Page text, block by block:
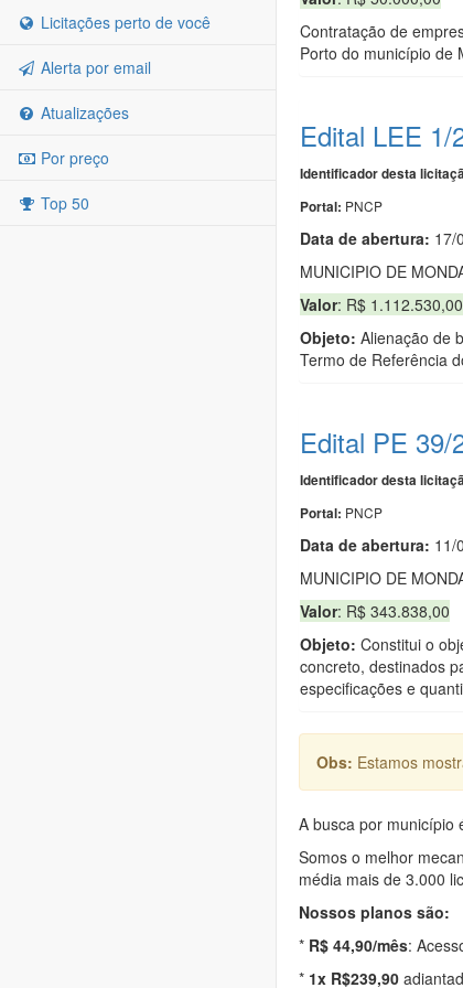
Licitações perto de você
Alerta por email
Atualizações
Por preço
Top 50
Contratação de
Porto do município de
Edital LEE 1/
Identificador desta
Portal: PNCP
Data de abertura: 17/
MUNICIPIO DE
Valor: R$ 1.112.530,00
Objeto: Alienação de
Termo de Referência
Edital PE 39/
Identificador desta
Portal: PNCP
Data de abertura: 11/
MUNICIPIO DE
Valor: R$ 343.838,00
Objeto: Constitui o
concreto, destinados
especificações e
Obs: Estamos
A busca por município
Somos o melhor
média mais de 3.000
Nossos planos são:
* R$ 44,90/mês:
* 1x R$239,90